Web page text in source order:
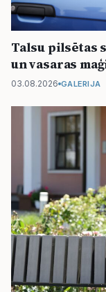
Talsu pilsētas
un vasaras
03.08.2026 GALERIJA